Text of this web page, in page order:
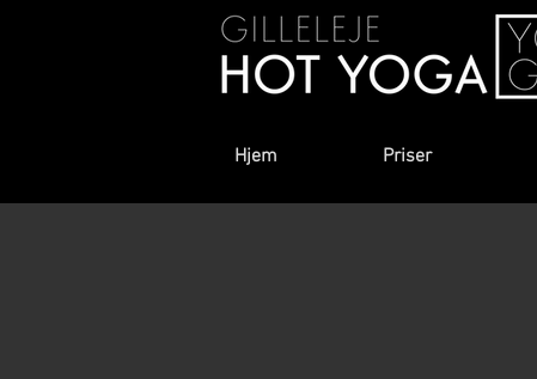
Hjem Priser